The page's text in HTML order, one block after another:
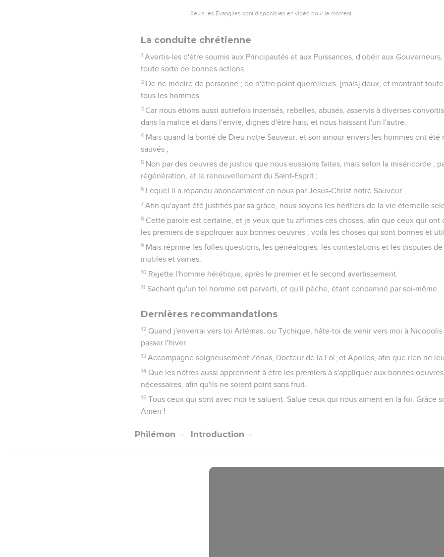
Seuls les Évangiles sont disponibles en vidéo pour le moment.
La conduite chrétienne
1 Avertis-les d'être soumis aux Principautés et aux Puissances, d'obéir aux
toute sorte de bonnes actions.
2 De ne médire de personne ; de n'être point querelleurs, [mais] doux, et montrant
tous les hommes.
3 Car nous étions aussi autrefois insensés, rebelles, abusés, asservis à diverses
dans la malice et dans l'envie, dignes d'être haïs, et nous haïssant l'un l'autre.
4 Mais quand la bonté de Dieu notre Sauveur, et son amour envers les hommes ont été
sauvés ;
5 Non par des oeuvres de justice que nous eussions faites, mais selon la miséricorde ;
régénération, et le renouvellement du Saint-Esprit ;
6 Lequel il a répandu abondamment en nous par Jésus-Christ notre Sauveur.
7 Afin qu'ayant été justifiés par sa grâce, nous soyons les héritiers de la vie éternelle
8 Cette parole est certaine, et je veux que tu affirmes ces choses, afin que ceux qui ont
les premiers de s'appliquer aux bonnes oeuvres ; voilà les choses qui sont bonnes et
9 Mais réprime les folles questions, les généalogies, les contestations et les disputes
inutiles et vaines.
10 Rejette l'homme hérétique, après le premier et le second avertissement.
11 Sachant qu'un tel homme est perverti, et qu'il pèche, étant condamné par soi-même.
Dernières recommandations
12 Quand j'enverrai vers toi Artémas, ou Tychique, hâte-toi de venir vers moi à
passer l'hiver.
13 Accompagne soigneusement Zénas, Docteur de la Loi, et Apollos, afin que rien ne
14 Que les nôtres aussi apprennent à être les premiers à s'appliquer aux bonnes
nécessaires, afin qu'ils ne soient point sans fruit.
15 Tous ceux qui sont avec moi te saluent. Salue ceux qui nous aiment en la foi. Grâce
Amen !
Philémon Introduction